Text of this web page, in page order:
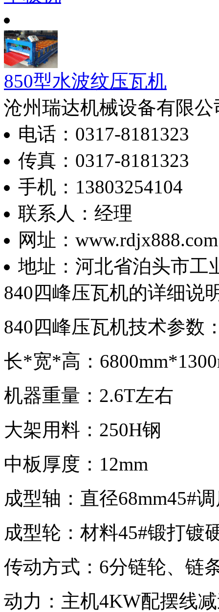
850型水波纹压瓦机
沧州瑞达机械设备有限公
电话：0317-8181323
传真：0317-8181323
手机：13803254104
联系人：经理
网址：www.rdjx888.com
地址：河北省泊头市工
840四峰压瓦机的详细说
840四峰压瓦机技术参数
长*宽*高：
机器重量：2.6T左右
大架用料：250H钢
中板厚度：12mm
成型轴：直径68mm45#
成型轮：材料45#锻打镀
传动方式：6分链轮、链
动力：主机4KW配摆线